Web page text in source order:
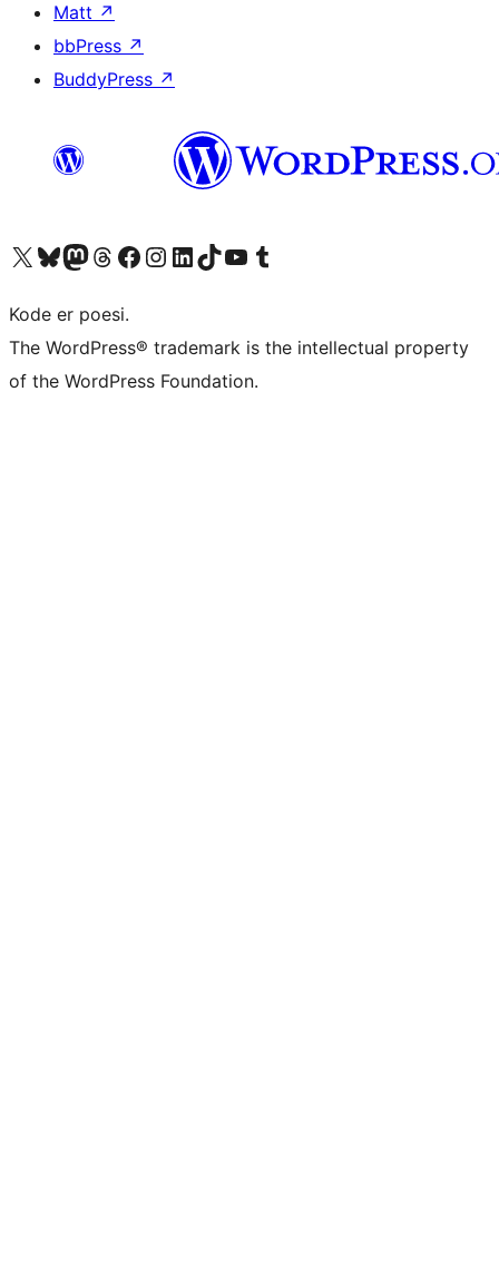
Matt ↗
bbPress ↗
BuddyPress ↗
Besøk vår konto på X Visit our Bluesky account
Besøk vår Mastodon-konto
Visit our Threads account
Besøk vår Facebook-sideBesøk vår Instagram-konto
Besøk vår LinkedIn-konto
Visit our TikTok account
Visit our YouTube channel
Visit our Tumblr account
Kode er poesi.
The WordPress® trademark is the intellectual property
of the WordPress Foundation.